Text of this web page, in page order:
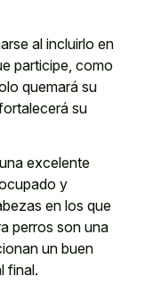
al incluirlo en
participe, como
quemará su
su
excelente
y
en los que
perros son una
un buen
final.